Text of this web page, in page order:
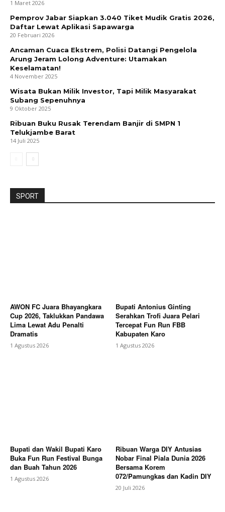
1 Maret 2026
Pemprov Jabar Siapkan 3.040 Tiket Mudik Gratis 2026,
Daftar Lewat Aplikasi Sapawarga
20 Februari 2026
Ancaman Cuaca Ekstrem, Polisi Datangi Pengelola
Arung Jeram Lolong Adventure: Utamakan
Keselamatan!
4 November 2025
Wisata Bukan Milik Investor, Tapi Milik Masyarakat
Subang Sepenuhnya
9 Oktober 2025
Ribuan Buku Rusak Terendam Banjir di SMPN 1
Telukjambe Barat
14 Juli 2025
SPORT
AWON FC Juara Bhayangkara
Cup 2026, Taklukkan Pandawa
Lima Lewat Adu Penalti
Dramatis
1 Agustus 2026
Bupati Antonius Ginting
Serahkan Trofi Juara Pelari
Tercepat Fun Run FBB
Kabupaten Karo
1 Agustus 2026
Bupati dan Wakil Bupati Karo
Buka Fun Run Festival Bunga
dan Buah Tahun 2026
1 Agustus 2026
Ribuan Warga DIY Antusias
Nobar Final Piala Dunia 2026
Bersama Korem
072/Pamungkas dan Kadin DIY
20 Juli 2026